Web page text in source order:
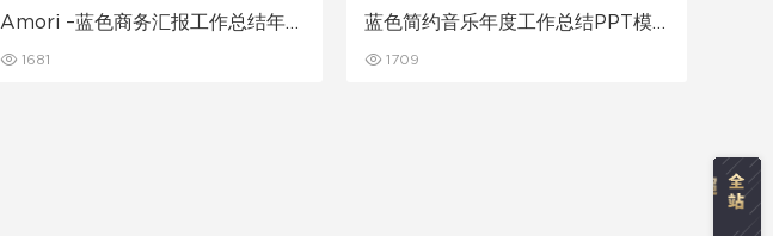
Amori –蓝色商务汇报工作总结年度
1681
蓝色简约音乐年度工作总结PPT模
1709